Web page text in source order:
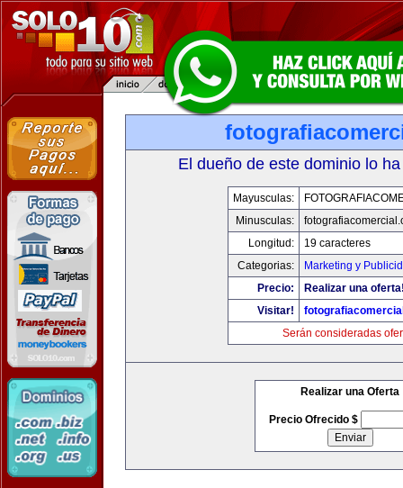
El dueño de este dominio lo
Mayusculas:
Minusculas:
Longitud:
19 caracteres
Categorias:
Marketing y
Precio:
Realizar una
Visitar!
Serán consideradas
Realizar una Oferta
Precio Ofrecido $